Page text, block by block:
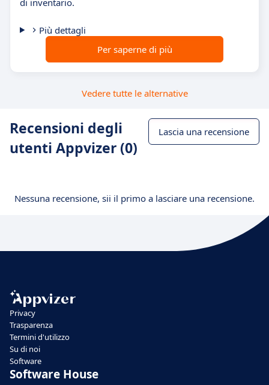
di inventario.
Più dettagli
Per saperne di più
Vedere tutte le alternative
Recensioni degli
utenti Appvizer (0)
Lascia una recensione
Nessuna recensione, sii il primo a lasciare una recensione.
Privacy
Trasparenza
Termini d'utilizzo
Su di noi
Software
Software House